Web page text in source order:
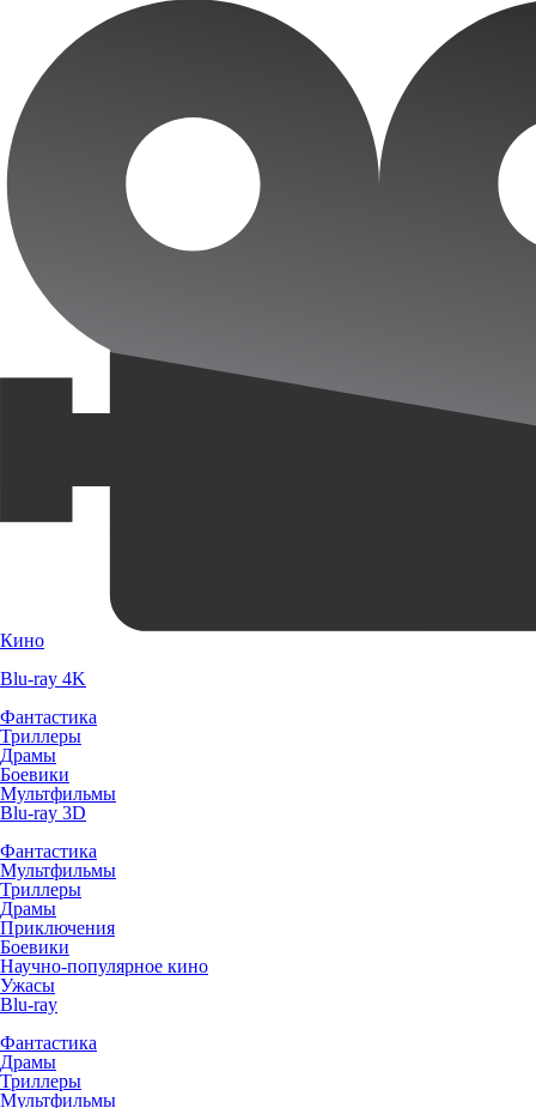
Кино
Blu-ray 4K
Фантастика
Триллеры
Драмы
Боевики
Мультфильмы
Blu-ray 3D
Фантастика
Мультфильмы
Триллеры
Драмы
Приключения
Боевики
Научно-популярное кино
Ужасы
Blu-ray
Фантастика
Драмы
Триллеры
Мультфильмы